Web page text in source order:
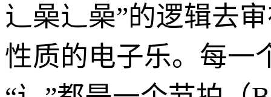
辶喿辶喿”的逻辑去
性质的电子乐。每一